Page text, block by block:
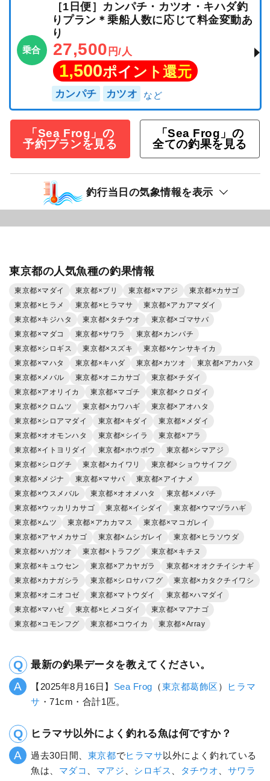
乗合
［1日便］カンパチ・カツオ・キハダ釣
りプラン＊乗船人数に応じて料金変動あ
り
27,500 円/人
1,500ポイント還元
カンパチ カツオ
「Sea Frog」の
予約プランを見る
「Sea Frog」の
全ての釣果を見る
釣行当日の気象情報を表示
東京都の人気魚種の釣果情報
東京都×マダイ 東京都×ブリ 東京都×マアジ
東京都×カサゴ
東京都×ヒラメ
東京都×ヒラマサ
東京都×アカアマダイ
東京都×キジハタ
東京都×タチウオ
東京都×ゴマサバ
東京都×マダコ
東京都×サワラ
東京都×カンパチ
東京都×シロギス
東京都×スズキ
東京都×ケンサキイカ
東京都×マハタ
東京都×キハダ 東京都×カツオ
東京都×アカハタ
東京都×メバル
東京都×オニカサゴ
東京都×チダイ
東京都×アオリイカ
東京都×マゴチ
東京都×クロダイ
東京都×クロムツ
東京都×カワハギ
東京都×アオハタ
東京都×シロアマダイ
東京都×キダイ
東京都×メダイ
東京都×オオモンハタ
東京都×シイラ
東京都×アラ
東京都×イトヨリダイ
東京都×ホウボウ
東京都×シマアジ
東京都×シログチ
東京都×カイワリ
東京都×ショウサイフグ
東京都×メジナ
東京都×マサバ
東京都×アイナメ
東京都×ウスメバル
東京都×オオメハタ
東京都×メバチ
東京都×ウッカリカサゴ
東京都×イシダイ
東京都×ウマヅラハギ
東京都×ムツ
東京都×アカカマス
東京都×マコガレイ
東京都×アヤメカサゴ
東京都×ムシガレイ
東京都×ヒラソウダ
東京都×ハガツオ
東京都×トラフグ
東京都×キチヌ
東京都×キュウセン
東京都×アカヤガラ
東京都×オオクチイシナギ
東京都×カナガシラ
東京都×シロサバフグ
東京都×カタクチイワシ
東京都×オニオコゼ
東京都×マトウダイ
東京都×ハマダイ
東京都×マハゼ
東京都×ヒメコダイ
東京都×マアナゴ
東京都×コモンフグ
東京都×コウイカ 東京都×Array
最新の釣果データを教えてください。
【2025年8月16日】 Sea Frog （東京都葛飾区 ）
ヒラマ
サ ・71cm・合計1匹。
ヒラマサ以外によく釣れる魚は何ですか？
過去30日間、 東京都でヒラマサ以外によく釣れている
魚は、 マダコ マアジ シロギス タチウオ
サワラ